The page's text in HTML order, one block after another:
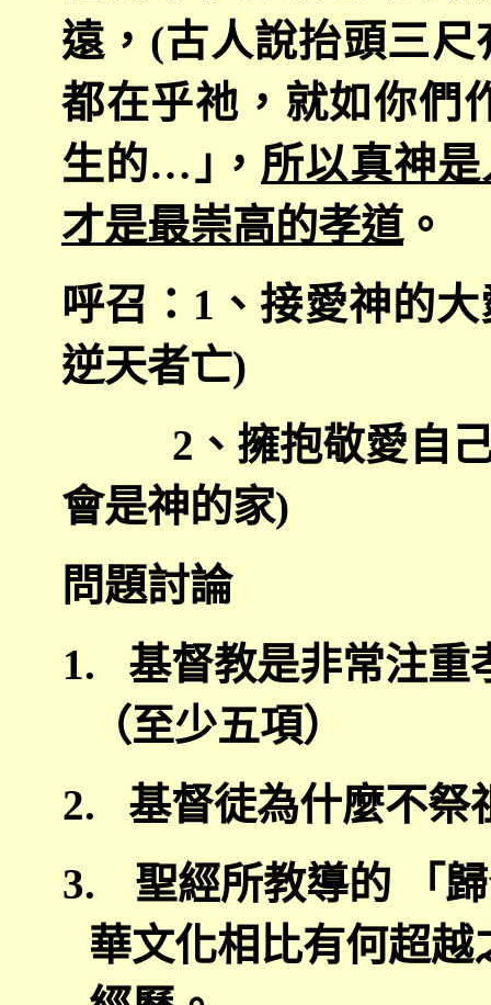
遠， (古人說抬頭三尺
都在乎祂，就如你們
生的…｣， 所以真神
才是最崇高的孝道。
呼召： 1 、接愛神的
逆天者亡)
2 、擁抱敬愛自
會是神的家)
問題討論
1.
基督教是非常注重
（至少五項）
2.
基督徒為什麼不祭
3.
聖經所教導的 「
華文化相比有何超